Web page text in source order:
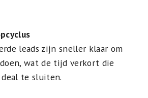
leads zijn sneller klaar om
wat de tijd verkort die
te sluiten.